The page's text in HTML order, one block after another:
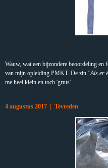
Wauw, wat een bijzondere beoordeling en
van mijn opleiding PMKT. De zin "Als er
me heel klein en toch 'gruts'
4 augustus 2017 | Tevreden